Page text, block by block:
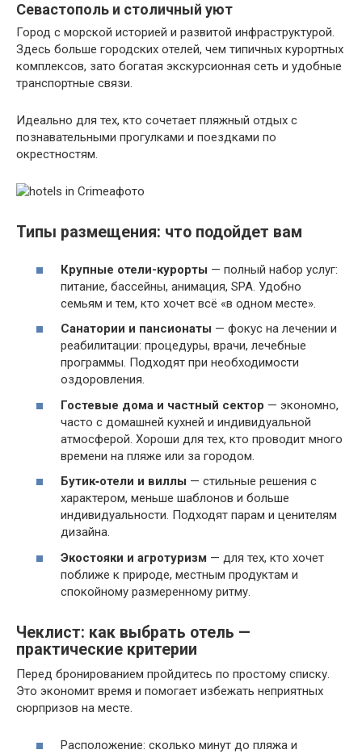
Севастополь и столичный уют
Город с морской историей и развитой инфраструктурой.
Здесь больше городских отелей, чем типичных курортных
комплексов, зато богатая экскурсионная сеть и удобные
транспортные связи.
Идеально для тех, кто сочетает пляжный отдых с
познавательными прогулками и поездками по
окрестностям.
Типы размещения: что подойдет вам
Крупные отели-курорты — полный набор услуг:
питание, бассейны, анимация, SPA. Удобно
семьям и тем, кто хочет всё «в одном месте».
Санатории и пансионаты — фокус на лечении и
реабилитации: процедуры, врачи, лечебные
программы. Подходят при необходимости
оздоровления.
Гостевые дома и частный сектор — экономно,
часто с домашней кухней и индивидуальной
атмосферой. Хороши для тех, кто проводит много
времени на пляже или за городом.
Бутик‑отели и виллы — стильные решения с
характером, меньше шаблонов и больше
индивидуальности. Подходят парам и ценителям
дизайна.
Экостояки и агротуризм — для тех, кто хочет
поближе к природе, местным продуктам и
спокойному размеренному ритму.
Чеклист: как выбрать отель —
практические критерии
Перед бронированием пройдитесь по простому списку.
Это экономит время и помогает избежать неприятных
сюрпризов на месте.
Расположение: сколько минут до пляжа и